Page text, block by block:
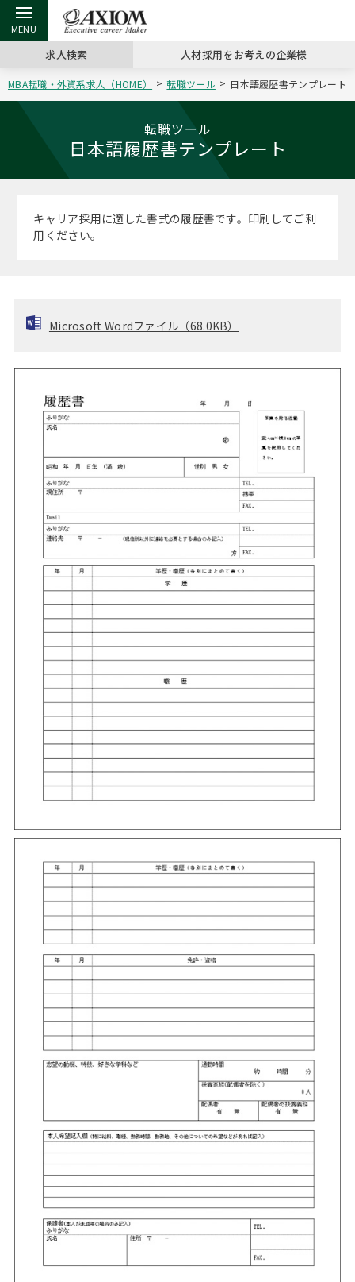
戻る
アクシアムの特長
戻る
サービス案内
戻る
戻る
キャリア支援 TOP
キャリアデザイン講座
（最新求人市場動向）
戻る
ステージ別アドバイス
戻る
MBAを生かす求人特集
年齢と年収の相関図
戻る
転職ツール TOP
英文レジュメの書き方
戻る
日本語履歴書テンプレート
外資系／面接攻略のコツ
Web面接の準備・注意点
戻る
転職コラム TOP
“展”職相談室
コンサルティングの現場から
キャリアに効く一冊
注目企業インタビュー
戻る
イベント・セミナー TOP
キャリアデザインセミナー
ジョブフェア
キャリアフォーラム
プロ経営者の特別セミナー
Career Talk Live
戻る
会社概要 TOP
アクセス
パブリシティ
ニュースリリース
求人検索 人材採用をお考えの企業様
MBA転職・外資系求人（HOME） 転職ツール 日本語履歴書テンプレート
転職ツール
日本語履歴書テンプレート
キャリア採用に適した書式の履歴書です。印刷してご利
用ください。
Microsoft Wordファイル（68.0KB）